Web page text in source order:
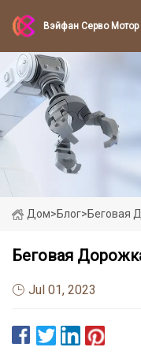
Вэйфан Серво Мотор
Дом>Блог>Беговая
Беговая
Jul 01, 2023